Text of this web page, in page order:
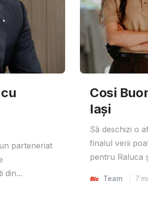
parteneriat
din...
Cosi
Iași
Să deschizi o
finalul verii
pentru Raluca
Team 7